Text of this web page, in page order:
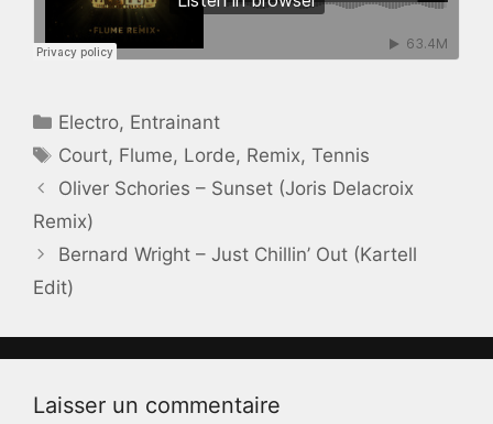
Catégories
Electro, Entrainant
Étiquettes
Court, Flume, Lorde, Remix,Tennis
Oliver Schories – Sunset (Joris Delacroix
Remix)
Bernard Wright – Just Chillin’ Out (Kartell
Edit)
Laisser un commentaire